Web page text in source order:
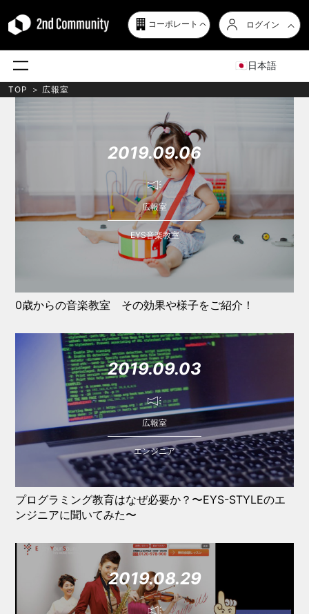
コーポレート ログイン
日本語
TOP ＞ 広報室
2019.09.06
広報室
EYS音楽教室
0歳からの音楽教室 その効果や様子をご紹介！
2019.09.03
広報室
エンジニア
プログラミング教育はなぜ必要か？〜EYS-STYLEのエ
ンジニアに聞いてみた〜
2019.08.29